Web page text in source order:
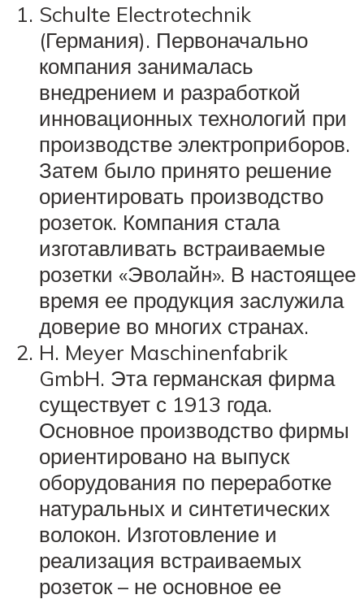
Schulte Electrotechnik
(Германия). Первоначально
компания занималась
внедрением и разработкой
инновационных технологий при
производстве электроприборов.
Затем было принято решение
ориентировать производство
розеток. Компания стала
изготавливать встраиваемые
розетки «Эволайн». В настоящее
время ее продукция заслужила
доверие во многих странах.
H. Meyer Maschinenfabrik
GmbH. Эта германская фирма
существует с 1913 года.
Основное производство фирмы
ориентировано на выпуск
оборудования по переработке
натуральных и синтетических
волокон. Изготовление и
реализация встраиваемых
розеток – не основное ее